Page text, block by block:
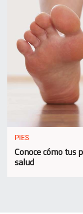
PIES
Conoce cómo tus
salud